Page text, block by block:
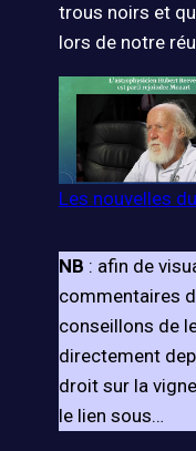
trous noirs et
lors de notre
Les nouvelles
NB : afin de
commentaires
conseillons de
directement
droit sur la
le lien sous…